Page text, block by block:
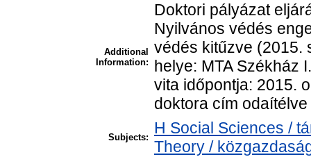
Additional
Information:
Doktori pályázat
Nyilvános védés
védés kitűzve (2015.
helye: MTA Székház
vita időpontja: 2015.
doktora cím
Subjects:
H Social Sciences /
Theory /